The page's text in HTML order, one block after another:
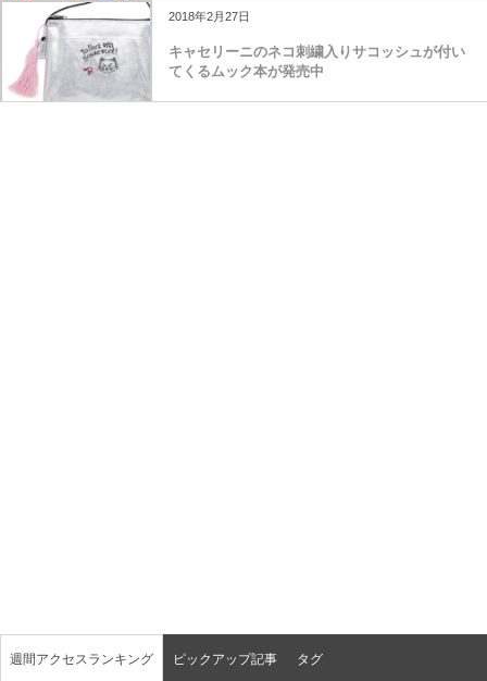
2018年2月27日
キャセリーニのネコ刺繍入りサコッシュが付い
てくるムック本が発売中
週間アクセスランキング ピックアップ記事 タグ